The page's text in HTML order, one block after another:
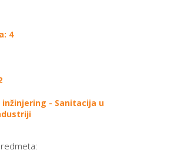
4
- Sanitacija u